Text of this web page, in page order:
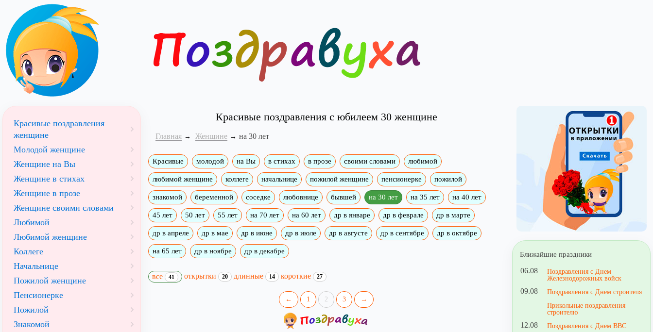
Красивые поздравления с юбилеем 30 женщине
Главная Женщине на 30 лет
Красивые молодой на Вы в стихах в прозе своими словами любимой
любимой женщине коллеге начальнице пожилой женщине пенсионерке пожилой
знакомой беременной соседке любовнице бывшей на 30 лет на 35 лет на 40 лет
45 лет 50 лет 55 лет на 70 лет на 60 лет др в январе др в феврале др в марте
др в апреле др в мае др в июне др в июле др в августе др в сентябре др в октябре
на 65 лет др в ноябре др в декабре
все 41 открытки 20 длинные 14 короткие 27
← 1 2 3 →
Красивые поздравления
женщине
Молодой женщине
Женщине на Вы
Женщине в стихах
Женщине в прозе
Женщине своими словами
Любимой
Любимой женщине
Коллеге
Начальнице
Пожилой женщине
Пенсионерке
Пожилой
Знакомой
Ближайшие праздники
06.08
Поздравления с Днем
Железнодорожных войск
09.08
Поздравления с Днем строителя
Прикольные поздравления
строителю
12.08 Поздравления с Днем ВВС